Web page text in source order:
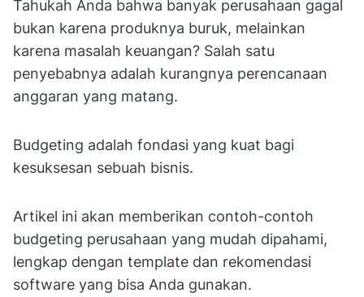
Tahukah Anda bahwa banyak perusahaan gagal
bukan karena produknya buruk, melainkan
karena masalah keuangan? Salah satu
penyebabnya adalah kurangnya perencanaan
anggaran yang matang.
Budgeting adalah fondasi yang kuat bagi
kesuksesan sebuah bisnis.
Artikel ini akan memberikan contoh-contoh
budgeting perusahaan yang mudah dipahami,
lengkap dengan template dan rekomendasi
software yang bisa Anda gunakan.